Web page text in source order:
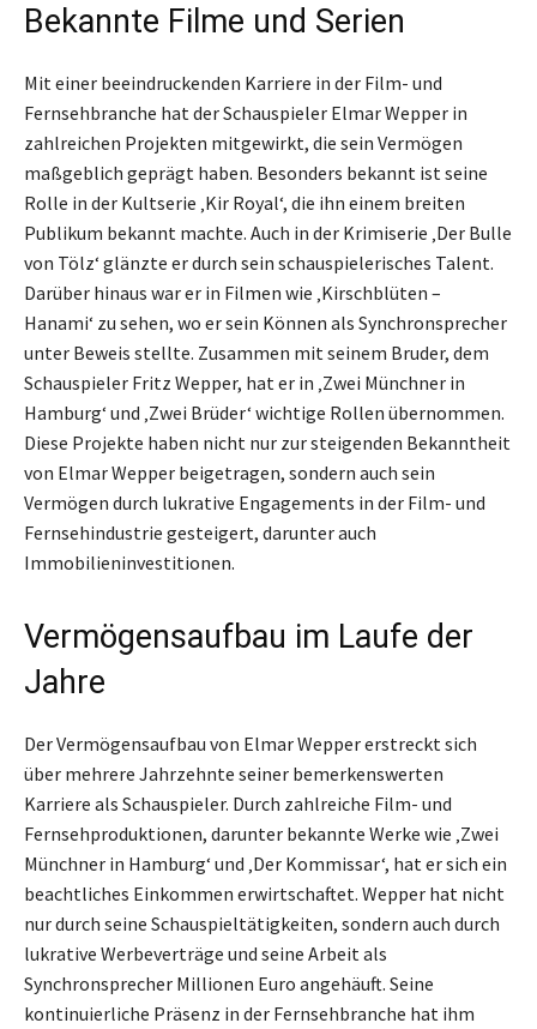
Bekannte Filme und Serien
Mit einer beeindruckenden Karriere in der Film- und
Fernsehbranche hat der Schauspieler Elmar Wepper in
zahlreichen Projekten mitgewirkt, die sein Vermögen
maßgeblich geprägt haben. Besonders bekannt ist seine
Rolle in der Kultserie ‚Kir Royal‘, die ihn einem breiten
Publikum bekannt machte. Auch in der Krimiserie ‚Der Bulle
von Tölz‘ glänzte er durch sein schauspielerisches Talent.
Darüber hinaus war er in Filmen wie ‚Kirschblüten –
Hanami‘ zu sehen, wo er sein Können als Synchronsprecher
unter Beweis stellte. Zusammen mit seinem Bruder, dem
Schauspieler Fritz Wepper, hat er in ‚Zwei Münchner in
Hamburg‘ und ‚Zwei Brüder‘ wichtige Rollen übernommen.
Diese Projekte haben nicht nur zur steigenden Bekanntheit
von Elmar Wepper beigetragen, sondern auch sein
Vermögen durch lukrative Engagements in der Film- und
Fernsehindustrie gesteigert, darunter auch
Immobilieninvestitionen.
Vermögensaufbau im Laufe der
Jahre
Der Vermögensaufbau von Elmar Wepper erstreckt sich
über mehrere Jahrzehnte seiner bemerkenswerten
Karriere als Schauspieler. Durch zahlreiche Film- und
Fernsehproduktionen, darunter bekannte Werke wie ‚Zwei
Münchner in Hamburg‘ und ‚Der Kommissar‘, hat er sich ein
beachtliches Einkommen erwirtschaftet. Wepper hat nicht
nur durch seine Schauspieltätigkeiten, sondern auch durch
lukrative Werbeverträge und seine Arbeit als
Synchronsprecher Millionen Euro angehäuft. Seine
kontinuierliche Präsenz in der Fernsehbranche hat ihm